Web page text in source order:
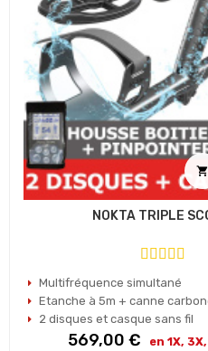

NOKTA TRIPLE
Multifréquence simultané
Etanche à 5m + canne
2 disques et casque sans fil
Prix
569,00 € en 1X,